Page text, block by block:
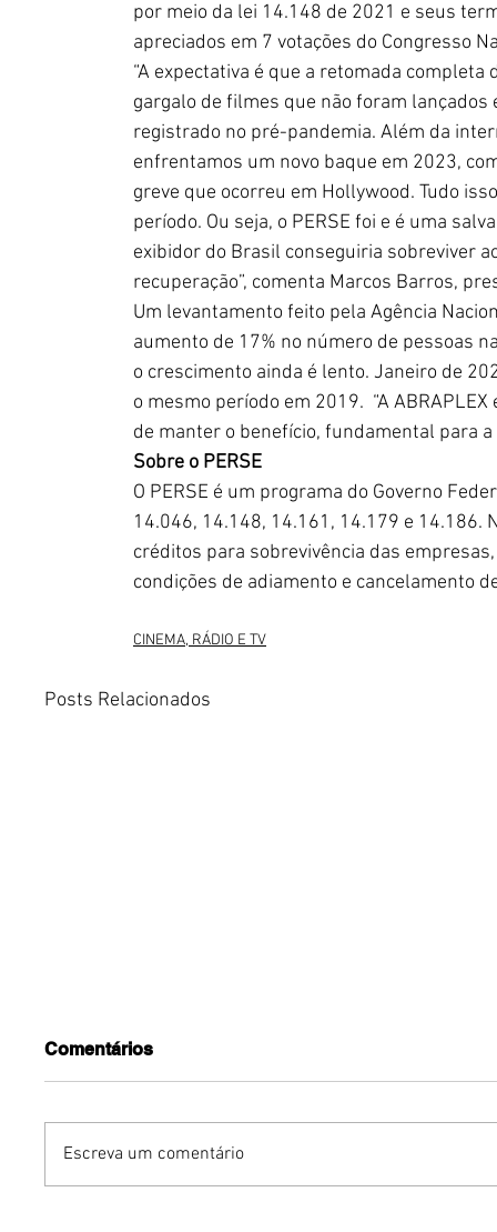
por meio da lei 14.148 de 2021 e seus
apreciados em 7 votações do Congresso
“A expectativa é que a retomada
gargalo de filmes que não foram
registrado no pré-pandemia. Além da
enfrentamos um novo baque em 2023,
greve que ocorreu em Hollywood. Tudo
período. Ou seja, o PERSE foi e é uma
exibidor do Brasil conseguiria sobreviver
recuperação”, comenta Marcos Barros,
Um levantamento feito pela Agência
aumento de 17% no número de pessoas
o crescimento ainda é lento. Janeiro de
o mesmo período em 2019.  “A
de manter o benefício, fundamental para a
Sobre o PERSE
O PERSE é um programa do Governo
14.046, 14.148, 14.161, 14.179 e
créditos para sobrevivência das
condições de adiamento e cancelamento
CINEMA, RÁDIO E TV
Posts Relacionados
Comentários
Escreva um comentário